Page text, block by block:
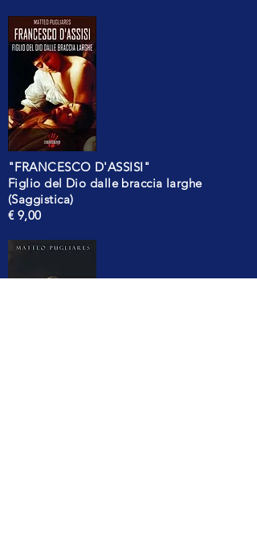
"FRANCESCO D'ASSISI"
Figlio del Dio dalle braccia larghe
(Saggistica)
€ 9,00